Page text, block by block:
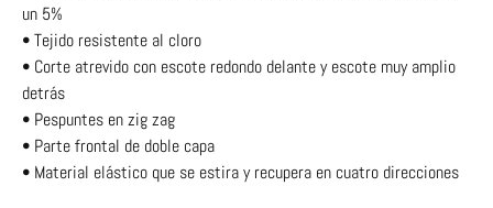
un 5%
• Tejido resistente al cloro
• Corte atrevido con escote redondo delante y escote muy amplio
detrás
• Pespuntes en zig zag
• Parte frontal de doble capa
• Material elástico que se estira y recupera en cuatro direcciones